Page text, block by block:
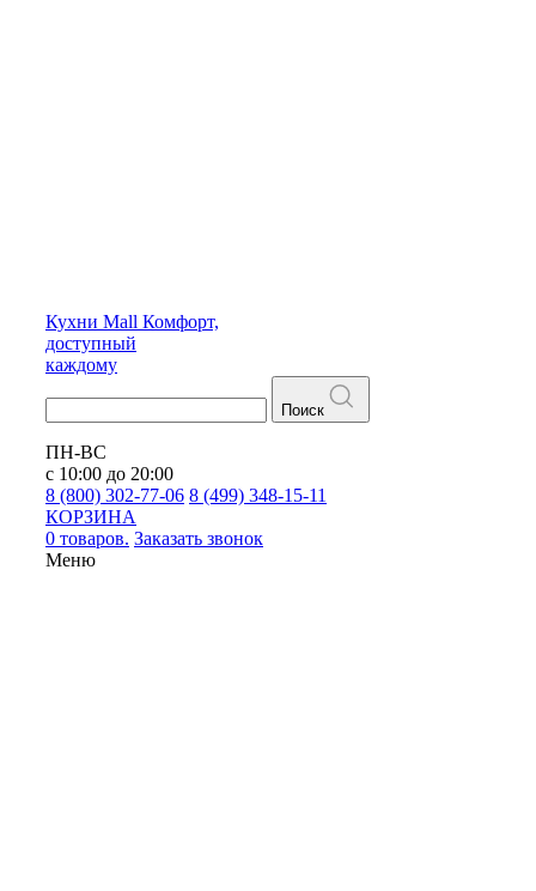
Кухни Mall Комфорт,
доступный
каждому
Поиск
ПН-ВС
с 10:00 до 20:00
8 (800) 302-77-06 8 (499) 348-15-11
КОРЗИНА
0 товаров. Заказать звонок
Меню